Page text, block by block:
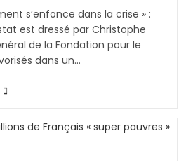
s’enfonce dans la crise » :
est dressé par Christophe
de la Fondation pour le
dans un…